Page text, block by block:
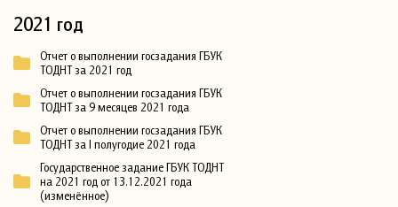
2021 год
Отчет о выполнении госзадания ГБУК
ТОДНТ за 2021 год
Отчет о выполнении госзадания ГБУК
ТОДНТ за 9 месяцев 2021 года
Отчет о выполнении госзадания ГБУК
ТОДНТ за I полугодие 2021 года
Государственное задание ГБУК ТОДНТ
на 2021 год от 13.12.2021 года
(изменённое)